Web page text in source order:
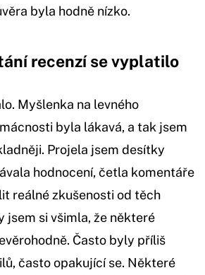
byla hodně nízko.
recenzí se vyplatilo
Myšlenka na levného
byla lákavá, a tak jsem
Projela jsem desítky
hodnocení, četla komentáře
reálné zkušenosti od těch
jsem si všimla, že některé
Často byly příliš
často opakující se. Některé